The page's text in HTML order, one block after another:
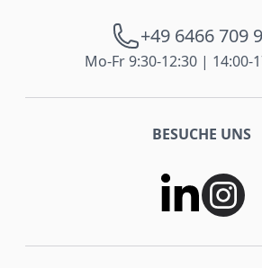
+49 6466 709
Mo-Fr 9:30-12:30 | 14:00-
BESUCHE UNS